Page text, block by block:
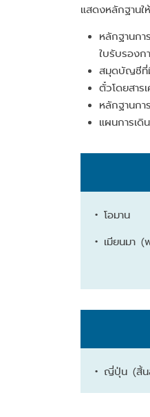
แสดงหลักฐานใ
หลักฐานก
ใบรับรองก
สมุดบัญชีที่
ตั๋วโดยสาร
หลักฐานก
แผนการเดิ
• โอมาน
• เมียนมา (
• ญี่ปุ่น (สิ้น